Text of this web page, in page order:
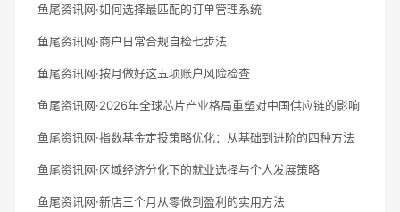
鱼尾资讯网·如何选择最匹配的订单管理系统
鱼尾资讯网·商户日常合规自检七步法
鱼尾资讯网·按月做好这五项账户风险检查
鱼尾资讯网·2026年全球芯片产业格局重塑对中国供应链的影响
鱼尾资讯网·指数基金定投策略优化：从基础到进阶的四种方法
鱼尾资讯网·区域经济分化下的就业选择与个人发展策略
鱼尾资讯网·新店三个月从零做到盈利的实用方法